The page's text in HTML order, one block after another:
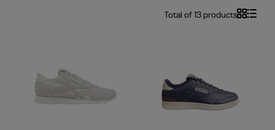
Total of 13 products